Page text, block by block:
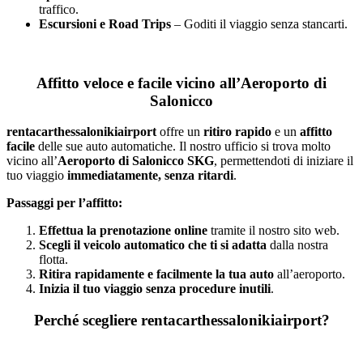
traffico.
Escursioni e Road Trips – Goditi il viaggio senza stancarti.
Affitto veloce e facile vicino all’Aeroporto di
Salonicco
rentacarthessalonikiairportoffre un ritiro rapido e un affitto
facile delle sue auto automatiche. Il nostro ufficio si trova molto
vicino all’Aeroporto di Salonicco SKG, permettendoti di iniziare il
tuo viaggio immediatamente, senza ritardi.
Passaggi per l’affitto:
Effettua la prenotazione online tramite il nostro sito web.
Scegli il veicolo automatico che ti si adatta dalla nostra
flotta.
Ritira rapidamente e facilmente la tua auto all’aeroporto.
Inizia il tuo viaggio senza procedure inutili.
Perché scegliere rentacarthessalonikiairport?